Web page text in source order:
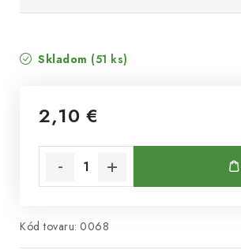
Skladom (51 ks)
2,10 €
Kód tovaru: 0068